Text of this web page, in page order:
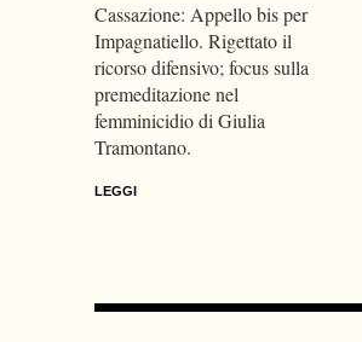
Cassazione: Appello bis per
Impagnatiello. Rigettato il
ricorso difensivo; focus sulla
premeditazione nel
femminicidio di Giulia
Tramontano.
LEGGI